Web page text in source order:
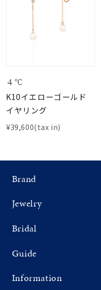
４℃
K10イエローゴールド
イヤリング
¥39,600(tax in)
Brand
Jewelry
Bridal
Guide
Information